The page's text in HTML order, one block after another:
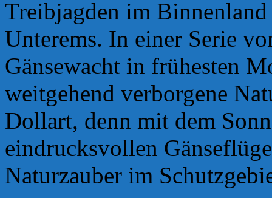
Treibjagden im
Unterems. In einer Serie
Gänsewacht in frühesten
weitgehend verborgene
Dollart, denn mit dem
eindrucksvollen
Naturzauber im